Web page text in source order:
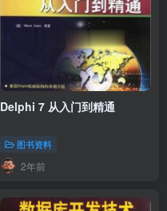
Delphi 7 从入门到精通
图书资料
2年前